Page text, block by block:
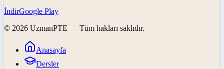
İndirGoogle Play
© 2026 UzmanPTE — Tüm hakları saklıdır.
Anasayfa
Dersler